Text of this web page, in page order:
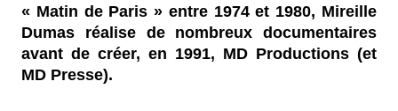
« Matin de Paris » entre 1974 et 1980, Mireille
Dumas
réalise de nombreux documentaires
avant de créer, en 1991, MD Productions (et
MD Presse).